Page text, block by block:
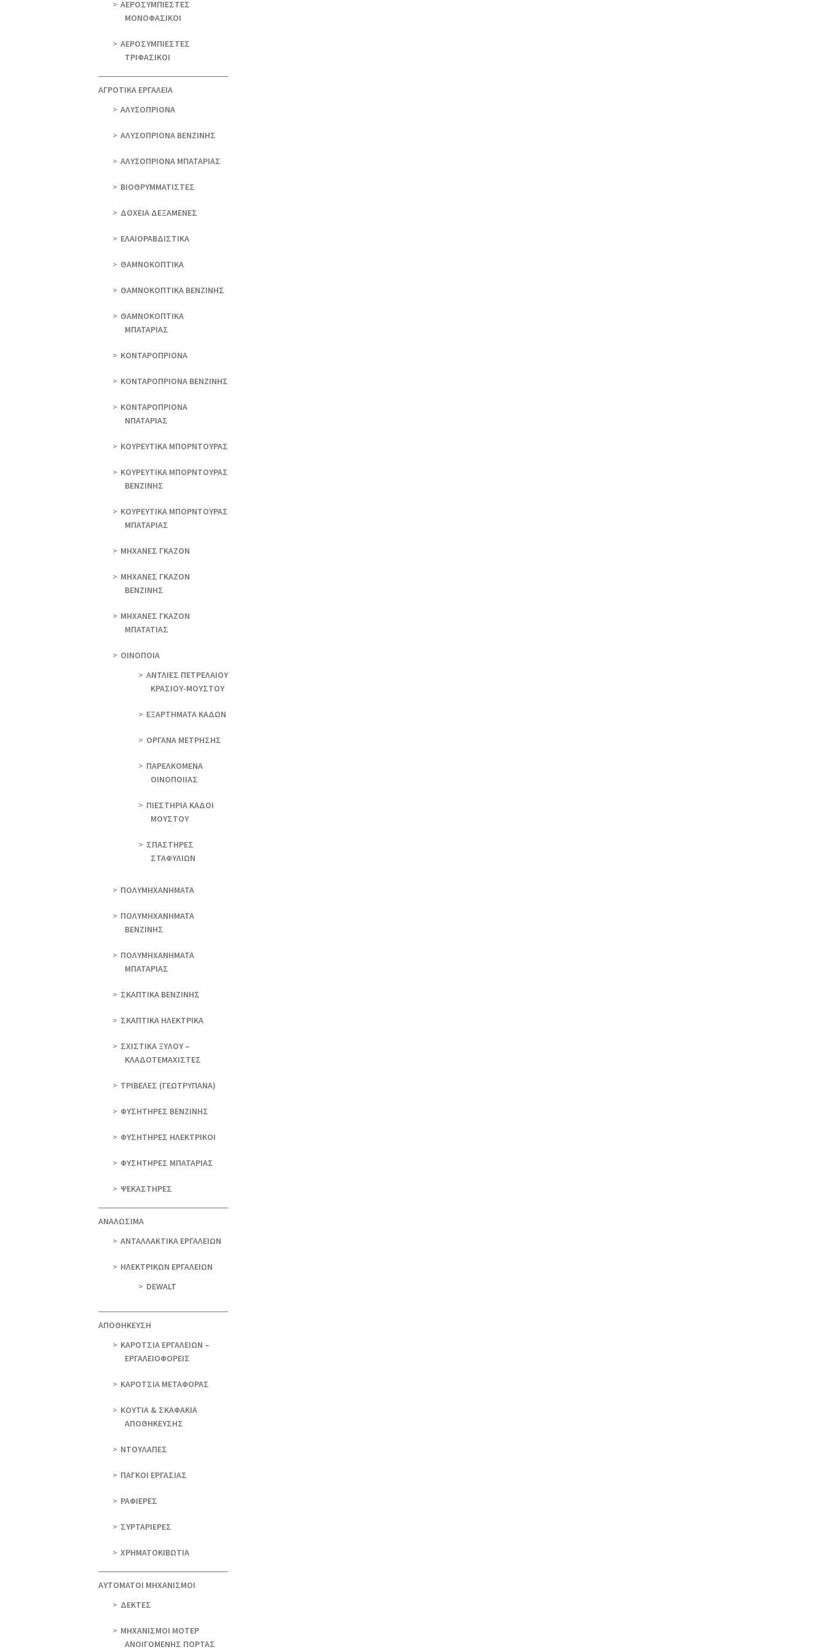
ΑΕΡΟΣΥΜΠΙΕΣΤΕΣ
ΜΟΝΟΦΑΣΙΚΟΙ
ΑΕΡΟΣΥΜΠΙΕΣΤΕΣ
ΤΡΙΦΑΣΙΚΟΙ
ΑΓΡΟΤΙΚΑ ΕΡΓΑΛΕΙΑ
AΛΥΣΟΠΡΙΟΝΑ
AΛΥΣΟΠΡΙΟΝΑ ΒΕΝΖΙΝΗΣ
AΛΥΣΟΠΡΙΟΝΑ ΜΠΑΤΑΡΙΑΣ
ΒΙΟΘΡΥΜΜΑΤΙΣΤΕΣ
ΔΟΧΕΙΑ ΔΕΞΑΜΕΝΕΣ
ΕΛΑΙΟΡΑΒΔΙΣΤΙΚΑ
ΘAΜΝΟΚΟΠΤΙΚΑ
ΘAΜΝΟΚΟΠΤΙΚΑ ΒΕΝΖΙΝΗΣ
ΘAΜΝΟΚΟΠΤΙΚΑ
ΜΠΑΤΑΡΙΑΣ
ΚΟΝΤΑΡΟΠΡΙΟΝΑ
ΚΟΝΤΑΡΟΠΡΙΟΝΑ ΒΕΝΖΙΝΗΣ
ΚΟΝΤΑΡΟΠΡΙΟΝΑ
ΝΠΑΤΑΡΙΑΣ
ΚΟΥΡΕΥΤΙΚΑ ΜΠΟΡΝΤΟΥΡΑΣ
ΚΟΥΡΕΥΤΙΚΑ ΜΠΟΡΝΤΟΥΡΑΣ
ΒΕΝΖΙΝΗΣ
ΚΟΥΡΕΥΤΙΚΑ ΜΠΟΡΝΤΟΥΡΑΣ
ΜΠΑΤΑΡΙΑΣ
ΜΗΧΑΝΕΣ ΓΚΑΖΟΝ
ΜΗΧΑΝΕΣ ΓΚΑΖΟΝ
ΒΕΝΖΙΝΗΣ
ΜΗΧΑΝΕΣ ΓΚΑΖΟΝ
ΜΠΑΤΑΤΙΑΣ
ΟΙΝΟΠΟΙΑ
ΑΝΤΛΙΕΣ ΠΕΤΡΕΛΑΙΟΥ
ΚΡΑΣΙΟΥ-ΜΟΥΣΤΟΥ
ΕΞΑΡΤΗΜΑΤΑ ΚΑΔΩΝ
ΟΡΓΑΝΑ ΜΕΤΡΗΣΗΣ
ΠΑΡΕΛΚΟΜΕΝΑ
ΟΙΝΟΠΟΙΙΑΣ
ΠΙΕΣΤΗΡΙΑ ΚΑΔΟΙ
ΜΟΥΣΤΟΥ
ΣΠΑΣΤΗΡΕΣ
ΣΤΑΦΥΛΙΩΝ
ΠΟΛΥΜΗΧΑΝΗΜΑΤΑ
ΠΟΛΥΜΗΧΑΝΗΜΑΤΑ
ΒΕΝΖΙΝΗΣ
ΠΟΛΥΜΗΧΑΝΗΜΑΤΑ
ΜΠΑΤΑΡΙΑΣ
ΣΚΑΠΤΙΚΑ ΒΕΝΖΙΝΗΣ
ΣΚΑΠΤΙΚΑ ΗΛΕΚΤΡΙΚΑ
ΣΧΙΣΤΙΚΑ ΞΥΛΟΥ –
ΚΛΑΔΟΤΕΜΑΧΙΣΤΕΣ
ΤΡΙΒΕΛΕΣ (ΓΕΩΤΡΎΠΑΝΑ)
ΦΥΣΗΤΗΡΕΣ ΒΕΝΖΙΝΗΣ
ΦΥΣΗΤΗΡΕΣ ΗΛΕΚΤΡΙΚΟΙ
ΦΥΣΗΤΗΡΕΣ ΜΠΑΤΑΡΙΑΣ
ΨΕΚΑΣΤΗΡΕΣ
ΑΝΑΛΩΣΙΜΑ
ΑΝΤΑΛΛΑΚΤΙΚΑ ΕΡΓΑΛΕΙΩΝ
ΗΛΕΚΤΡΙΚΩΝ ΕΡΓΑΛΕΙΩΝ
DEWALT
ΑΠΟΘΗΚΕΥΣΗ
ΚΑΡΟΤΣΙΑ ΕΡΓΑΛΕΙΩΝ –
ΕΡΓΑΛΕΙΟΦΟΡΕΙΣ
ΚΑΡΟΤΣΙΑ ΜΕΤΑΦΟΡΑΣ
ΚΟΥΤΙΑ & ΣΚΑΦΑΚΙΑ
ΑΠΟΘΗΚΕΥΣΗΣ
ΝΤΟΥΛΑΠΕΣ
ΠΑΓΚΟΙ ΕΡΓΑΣΙΑΣ
ΡΑΦΙΕΡΕΣ
ΣΥΡΤΑΡΙΕΡΕΣ
ΧΡΗΜΑΤΟΚΙΒΩΤΙΑ
ΑΥΤΟΜΑΤΟΙ ΜΗΧΑΝΙΣΜΟΙ
ΔΕΚΤΕΣ
ΜΗΧΑΝΙΣΜΟΙ ΜΟΤΕΡ
ΑΝΟΙΓΟΜΕΝΗΣ ΠΟΡΤΑΣ